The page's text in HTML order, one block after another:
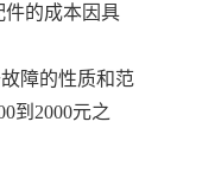
成本因具
障的性质和范
2000元之